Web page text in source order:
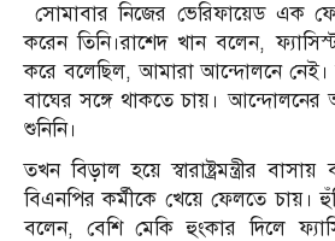
সোমাবার নিজের ভেরিফায়েড এক
করেন তিনি।রাশেদ খান বলেন, ফ্যাসিস্ট
করে বলেছিল, আমারা আন্দোলনে
বাঘের সঙ্গে থাকতে চায়। আন্দোলনের
শুনিনি।
তখন বিড়াল হয়ে স্বারাষ্ট্রমন্ত্রীর
বিএনপির কর্মীকে খেয়ে ফেলতে চায়।
বলেন, বেশি মেকি হুংকার দিলে